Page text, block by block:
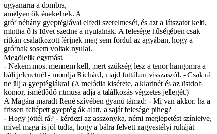
ugyanarra a dombra,
amelyen ők énekelnek. A
gróf néhány gyeptéglával elfedi szerelmesét, és azt a látszatot kelti,
mintha ő is füvet szedne a nyulainak. A felesége hűségében csak
ritkán csalatkozott férjnek meg sem fordul az agyában, hogy a
grófnak sosem voltak nyulai.
Megölelik egymást.
- Nekem most mennem kell, mert szükség lesz a tenor hangomra a
báli jelenetnél - mondja Richárd, majd futtában visszaszól: - Csak rá
ne ülj a gyeptéglákra! (A melódia kisérete, a klarinét és az üstdob
komor, ismétlődő ritmusa adja a találkozás végzetes jellegét.)
A Magára maradt René szívében gyanú támad: - Mi van akkor, ha a
frissen feltépett gyeptéglák alatt, a saját felesége piheg?
- Hogy jöttél rá? - kérdezi az asszonyka, némi meglepetést színlelve,
mivel maga is jól tudta, hogy a bálra felvett nagyestélyi ruháját